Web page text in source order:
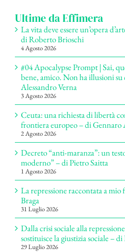
Ultime da Effimera
La vita deve essere un’opera
di Roberto Brioschi
4 Agosto 2026
#04 Apocalypse Prompt | Sai,
bene, amico. Non ha illusioni su
Alessandro Verna
3 Agosto 2026
Ceuta: una richiesta di libertà
frontiera europeo – di Gennaro
2 Agosto 2026
Decreto “anti-maranza”: un
moderno” – di Pietro Saitta
1 Agosto 2026
La repressione raccontata a
Braga
31 Luglio 2026
Dalla crisi sociale alla
sostituisce la giustizia sociale –
29 Luglio 2026